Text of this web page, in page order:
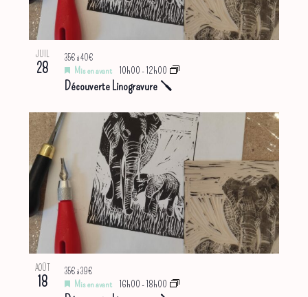
JUIL
28
Découverte Linogravure 🪛
Mis en avant 10h00 -12h00
35€ à 40€
AOÛT
18 Mis en avant 16h00 -18h00
35€ à 39€